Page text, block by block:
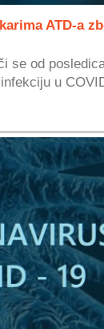
ATD-a
se od
u